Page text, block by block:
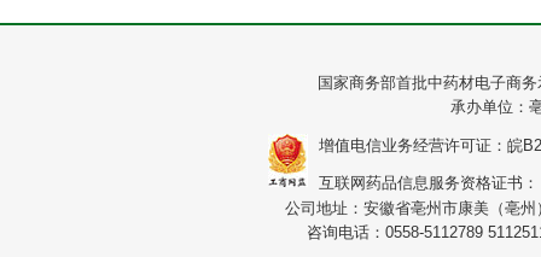
国家商务部首批中药材电子商
承办单位：
增值电信业务经营许可证：皖
互联网药品信息服务资格证书
公司地址：安徽省亳州市康美（亳
咨询电话：0558-5112789